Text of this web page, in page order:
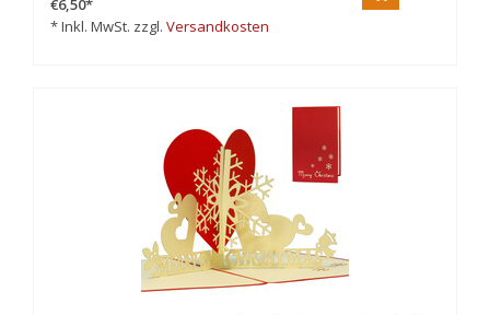
€6,50*
* Inkl. MwSt. zzgl. Versandkosten